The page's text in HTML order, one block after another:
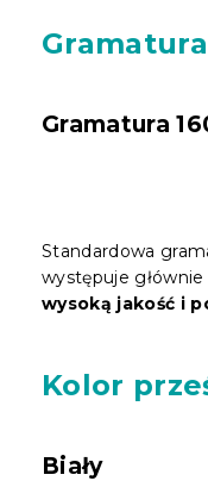
Gramatura
Standardowa
występuje
wysoką jakość i
Kolor
Biały